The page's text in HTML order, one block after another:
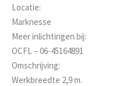
Locatie:
Marknesse
Meer inlichtingen bij:
OCFL – 06-45164891
Omschrijving:
Werkbreedte 2,9 m.